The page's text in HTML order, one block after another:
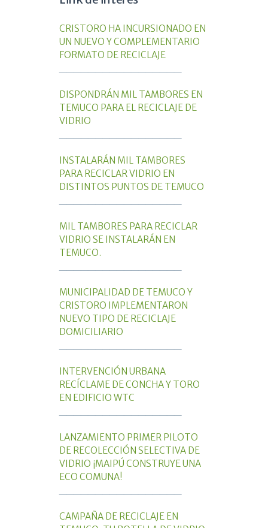
CRISTORO HA INCURSIONADO EN
UN NUEVO Y COMPLEMENTARIO
FORMATO DE RECICLAJE
DISPONDRÁN MIL TAMBORES EN
TEMUCO PARA EL RECICLAJE DE
VIDRIO
INSTALARÁN MIL TAMBORES
PARA RECICLAR VIDRIO EN
DISTINTOS PUNTOS DE TEMUCO
MIL TAMBORES PARA RECICLAR
VIDRIO SE INSTALARÁN EN
TEMUCO.
MUNICIPALIDAD DE TEMUCO Y
CRISTORO IMPLEMENTARON
NUEVO TIPO DE RECICLAJE
DOMICILIARIO
INTERVENCIÓN URBANA
RECÍCLAME DE CONCHA Y TORO
EN EDIFICIO WTC
LANZAMIENTO PRIMER PILOTO
DE RECOLECCIÓN SELECTIVA DE
VIDRIO ¡MAIPÚ CONSTRUYE UNA
ECO COMUNA!
CAMPAÑA DE RECICLAJE EN